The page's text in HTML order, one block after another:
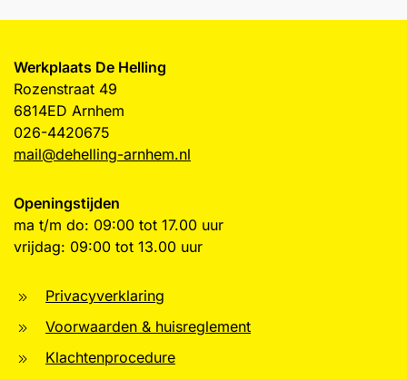
Werkplaats De Helling
Rozenstraat 49
6814ED Arnhem
026-4420675
mail@dehelling-arnhem.nl
Openingstijden
ma t/m do: 09:00 tot 17.00 uur
vrijdag: 09:00 tot 13.00 uur
Privacyverklaring
Voorwaarden & huisreglement
Klachtenprocedure